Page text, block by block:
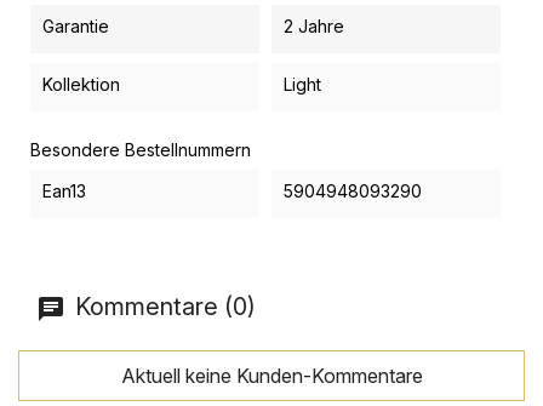
Garantie 2 Jahre
Kollektion Light
Besondere Bestellnummern
Ean13
5904948093290
Kommentare (0)
Aktuell keine Kunden-Kommentare